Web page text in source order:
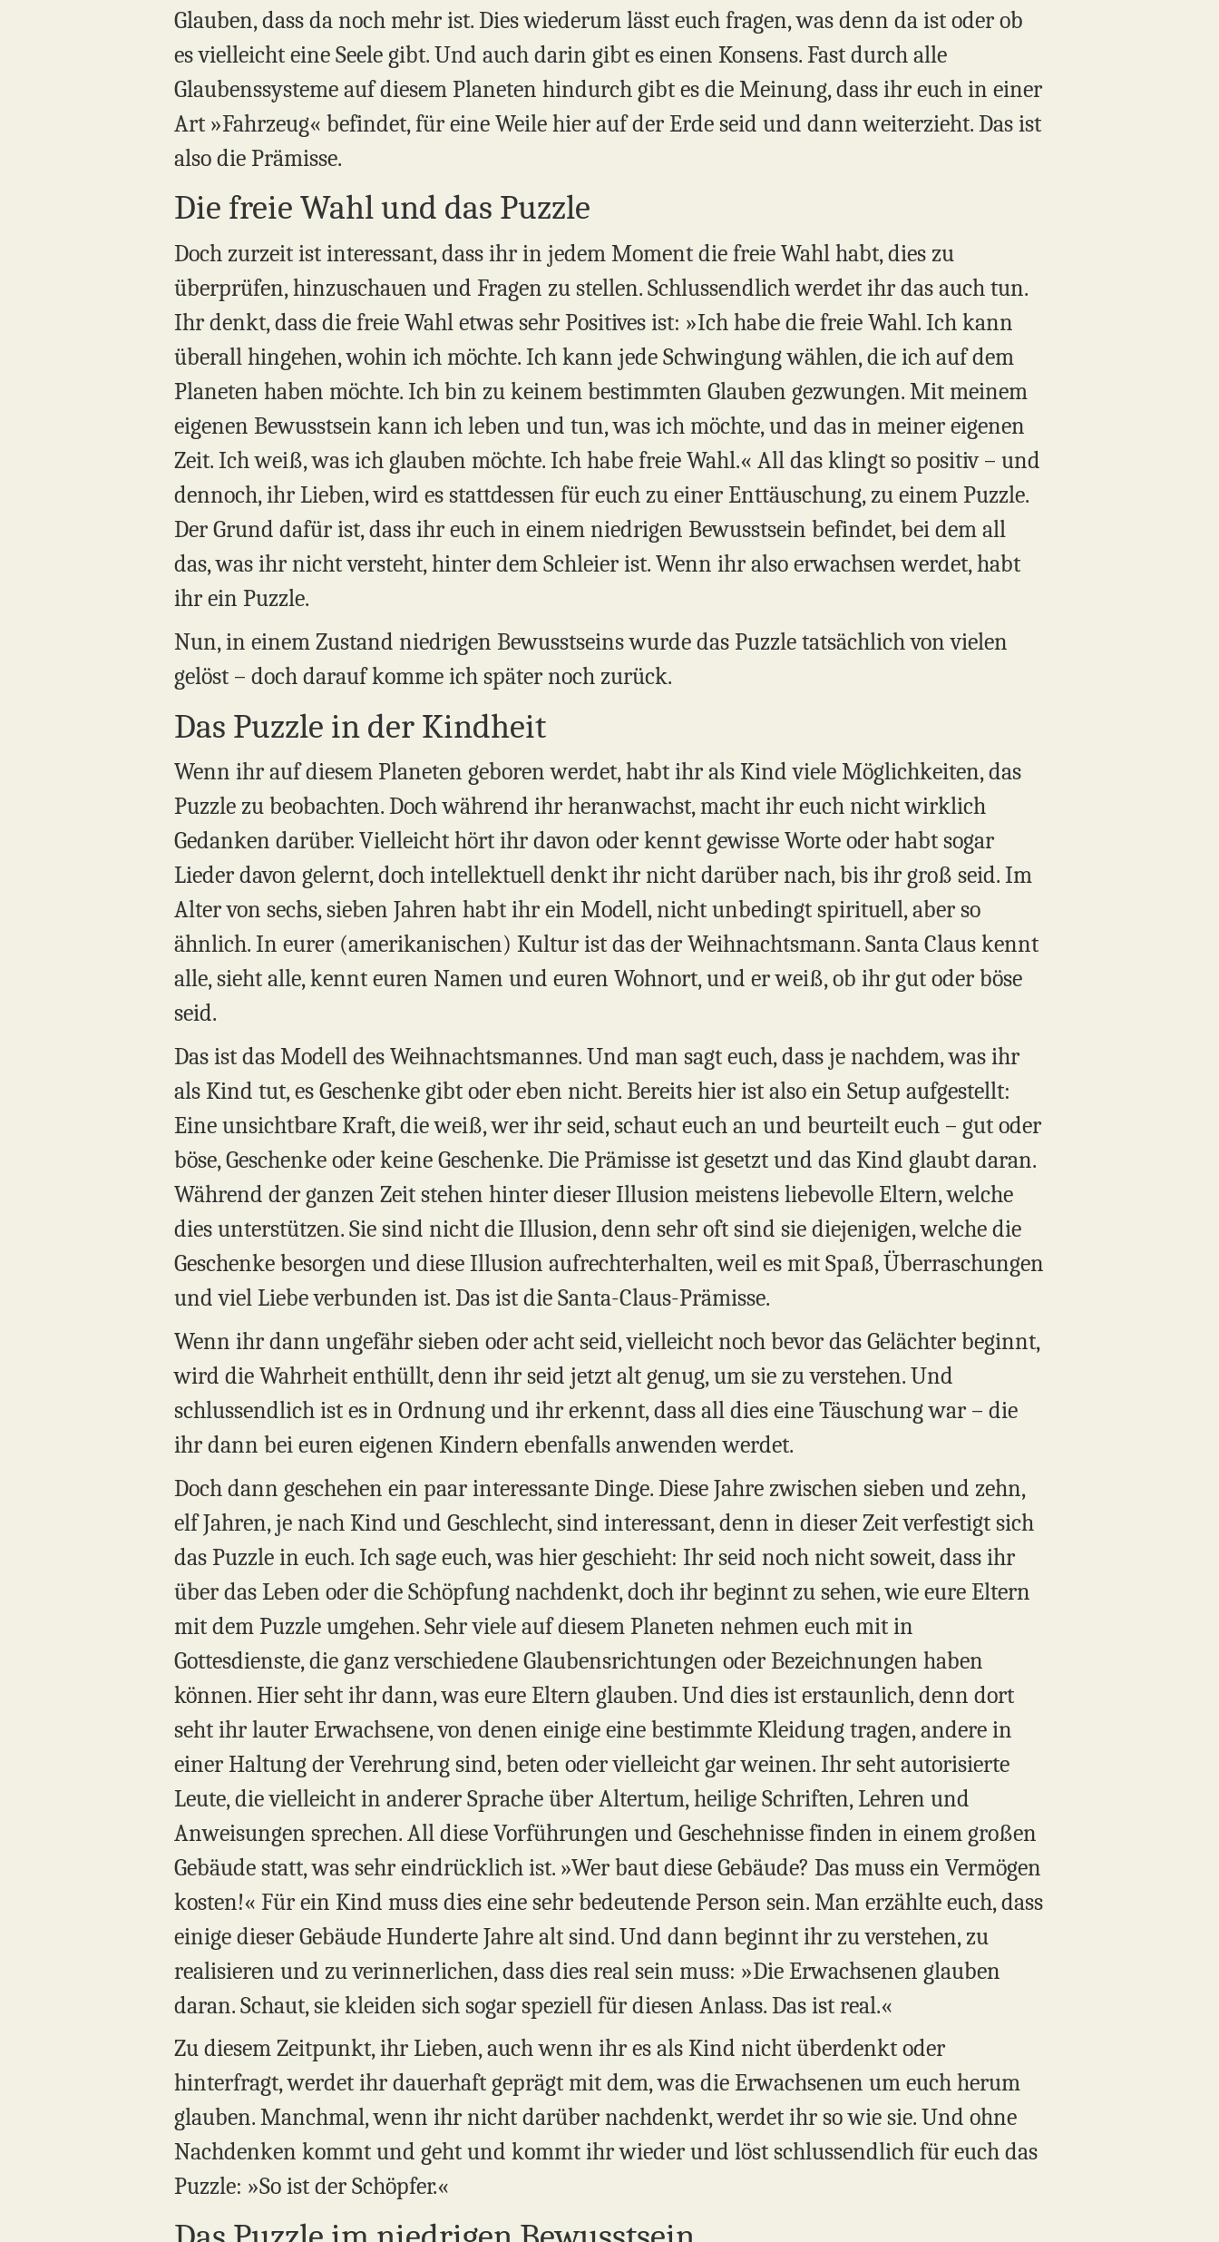
Glauben, dass da noch mehr ist. Dies wiederum lässt euch fragen, was denn da ist oder ob
es vielleicht eine Seele gibt. Und auch darin gibt es einen Konsens. Fast durch alle
Glaubenssysteme auf diesem Planeten hindurch gibt es die Meinung, dass ihr euch in einer
Art »Fahrzeug« befindet, für eine Weile hier auf der Erde seid und dann weiterzieht. Das ist
also die Prämisse.
Die freie Wahl und das Puzzle
Doch zurzeit ist interessant, dass ihr in jedem Moment die freie Wahl habt, dies zu
überprüfen, hinzuschauen und Fragen zu stellen. Schlussendlich werdet ihr das auch tun.
Ihr denkt, dass die freie Wahl etwas sehr Positives ist: »Ich habe die freie Wahl. Ich kann
überall hingehen, wohin ich möchte. Ich kann jede Schwingung wählen, die ich auf dem
Planeten haben möchte. Ich bin zu keinem bestimmten Glauben gezwungen. Mit meinem
eigenen Bewusstsein kann ich leben und tun, was ich möchte, und das in meiner eigenen
Zeit. Ich weiß, was ich glauben möchte. Ich habe freie Wahl.« All das klingt so positiv – und
dennoch, ihr Lieben, wird es stattdessen für euch zu einer Enttäuschung, zu einem Puzzle.
Der Grund dafür ist, dass ihr euch in einem niedrigen Bewusstsein befindet, bei dem all
das, was ihr nicht versteht, hinter dem Schleier ist. Wenn ihr also erwachsen werdet, habt
ihr ein Puzzle.
Nun, in einem Zustand niedrigen Bewusstseins wurde das Puzzle tatsächlich von vielen
gelöst – doch darauf komme ich später noch zurück.
Das Puzzle in der Kindheit
Wenn ihr auf diesem Planeten geboren werdet, habt ihr als Kind viele Möglichkeiten, das
Puzzle zu beobachten. Doch während ihr heranwachst, macht ihr euch nicht wirklich
Gedanken darüber. Vielleicht hört ihr davon oder kennt gewisse Worte oder habt sogar
Lieder davon gelernt, doch intellektuell denkt ihr nicht darüber nach, bis ihr groß seid. Im
Alter von sechs, sieben Jahren habt ihr ein Modell, nicht unbedingt spirituell, aber so
ähnlich. In eurer (amerikanischen) Kultur ist das der Weihnachtsmann. Santa Claus kennt
alle, sieht alle, kennt euren Namen und euren Wohnort, und er weiß, ob ihr gut oder böse
seid.
Das ist das Modell des Weihnachtsmannes. Und man sagt euch, dass je nachdem, was ihr
als Kind tut, es Geschenke gibt oder eben nicht. Bereits hier ist also ein Setup aufgestellt:
Eine unsichtbare Kraft, die weiß, wer ihr seid, schaut euch an und beurteilt euch – gut oder
böse, Geschenke oder keine Geschenke. Die Prämisse ist gesetzt und das Kind glaubt daran.
Während der ganzen Zeit stehen hinter dieser Illusion meistens liebevolle Eltern, welche
dies unterstützen. Sie sind nicht die Illusion, denn sehr oft sind sie diejenigen, welche die
Geschenke besorgen und diese Illusion aufrechterhalten, weil es mit Spaß, Überraschungen
und viel Liebe verbunden ist. Das ist die Santa-Claus-Prämisse.
Wenn ihr dann ungefähr sieben oder acht seid, vielleicht noch bevor das Gelächter beginnt,
wird die Wahrheit enthüllt, denn ihr seid jetzt alt genug, um sie zu verstehen. Und
schlussendlich ist es in Ordnung und ihr erkennt, dass all dies eine Täuschung war – die
ihr dann bei euren eigenen Kindern ebenfalls anwenden werdet.
Doch dann geschehen ein paar interessante Dinge. Diese Jahre zwischen sieben und zehn,
elf Jahren, je nach Kind und Geschlecht, sind interessant, denn in dieser Zeit verfestigt sich
das Puzzle in euch. Ich sage euch, was hier geschieht: Ihr seid noch nicht soweit, dass ihr
über das Leben oder die Schöpfung nachdenkt, doch ihr beginnt zu sehen, wie eure Eltern
mit dem Puzzle umgehen. Sehr viele auf diesem Planeten nehmen euch mit in
Gottesdienste, die ganz verschiedene Glaubensrichtungen oder Bezeichnungen haben
können. Hier seht ihr dann, was eure Eltern glauben. Und dies ist erstaunlich, denn dort
seht ihr lauter Erwachsene, von denen einige eine bestimmte Kleidung tragen, andere in
einer Haltung der Verehrung sind, beten oder vielleicht gar weinen. Ihr seht autorisierte
Leute, die vielleicht in anderer Sprache über Altertum, heilige Schriften, Lehren und
Anweisungen sprechen. All diese Vorführungen und Geschehnisse finden in einem großen
Gebäude statt, was sehr eindrücklich ist. »Wer baut diese Gebäude? Das muss ein Vermögen
kosten!« Für ein Kind muss dies eine sehr bedeutende Person sein. Man erzählte euch, dass
einige dieser Gebäude Hunderte Jahre alt sind. Und dann beginnt ihr zu verstehen, zu
realisieren und zu verinnerlichen, dass dies real sein muss: »Die Erwachsenen glauben
daran. Schaut, sie kleiden sich sogar speziell für diesen Anlass. Das ist real.«
Zu diesem Zeitpunkt, ihr Lieben, auch wenn ihr es als Kind nicht überdenkt oder
hinterfragt, werdet ihr dauerhaft geprägt mit dem, was die Erwachsenen um euch herum
glauben. Manchmal, wenn ihr nicht darüber nachdenkt, werdet ihr so wie sie. Und ohne
Nachdenken kommt und geht und kommt ihr wieder und löst schlussendlich für euch das
Puzzle: »So ist der Schöpfer.«